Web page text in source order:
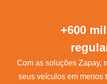
+600
Com as soluções Zapay,
seus veículos em menos